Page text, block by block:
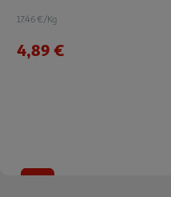
17.46 €/Kg
4,89 €